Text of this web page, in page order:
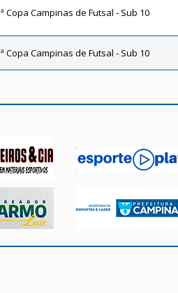
Copa Campinas de Futsal - Sub 10
Copa Campinas de Futsal - Sub 10